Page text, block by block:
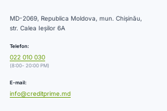
MD-2069, Republica Moldova, mun. Chișinău,
str. Calea Ieșilor 6A
Telefon:
022 010 030
(8:00- 20:00 PM)
E-mail:
info@creditprime.md